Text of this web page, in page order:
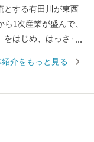
とする有田川が東西
1次産業が盛んで、
はじめ、はっさく
れた町です。また
紹介をもっと見る